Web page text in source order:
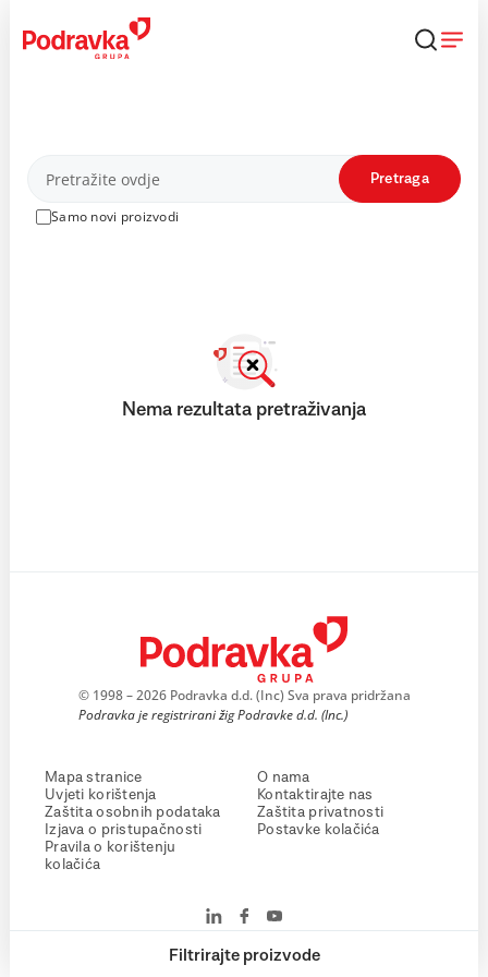
content
Proizvodi
Samo novi proizvodi
Pretraga
Filtrirajte proizvode
Nema rezultata pretraživanja
© 1998 – 2026 Podravka d.d. (Inc) Sva prava pridržana
Podravka je registrirani žig Podravke d.d. (Inc.)
Mapa stranice
Uvjeti korištenja
Zaštita osobnih podataka
Izjava o pristupačnosti
Pravila o korištenju
kolačića
O nama
Kontaktirajte nas
Zaštita privatnosti
Postavke kolačića